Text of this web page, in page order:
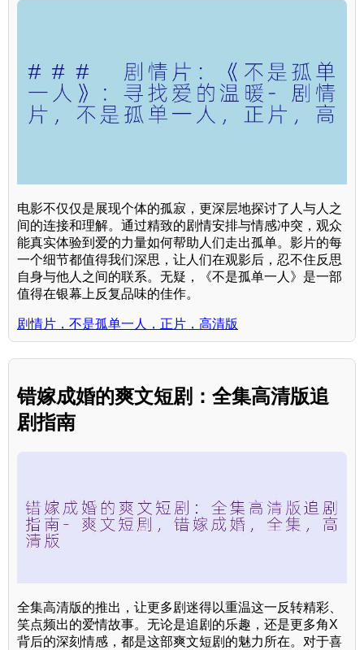
电影不仅仅是展现个体的孤寂，更深层地探讨了人与人之
间的连接和理解。通过精致的剧情安排与情感冲突，观众
能真实体验到爱的力量如何帮助人们走出孤单。影片的每
一个细节都值得我们深思，让人们在观影后，忍不住反思
自身与他人之间的联系。无疑，《不是孤单一人》是一部
值得在银幕上反复品味的佳作。
剧情片，不是孤单一人，正片，高清版
错嫁成婚的爽文短剧：全集高清版追
剧指南
全集高清版的推出，让更多剧迷得以重温这一反转精彩、
笑点频出的爱情故事。无论是追剧的乐趣，还是更多角X
背后的深刻情感，都是这部爽文短剧的魅力所在。对于喜